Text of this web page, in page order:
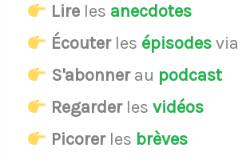
Lireles anecdotes
Écouterles épisodesvia
S'abonnerau podcast
Regarderles vidéos
Picorerles brèves